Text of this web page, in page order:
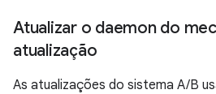
Atualizar o daemon do
atualização
As atualizações do sistema A/B